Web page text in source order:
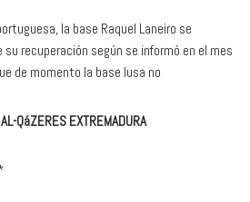
la base Raquel Laneiro se
recuperación según se informó en el mes
de momento la base lusa no
QáZERES EXTREMADURA